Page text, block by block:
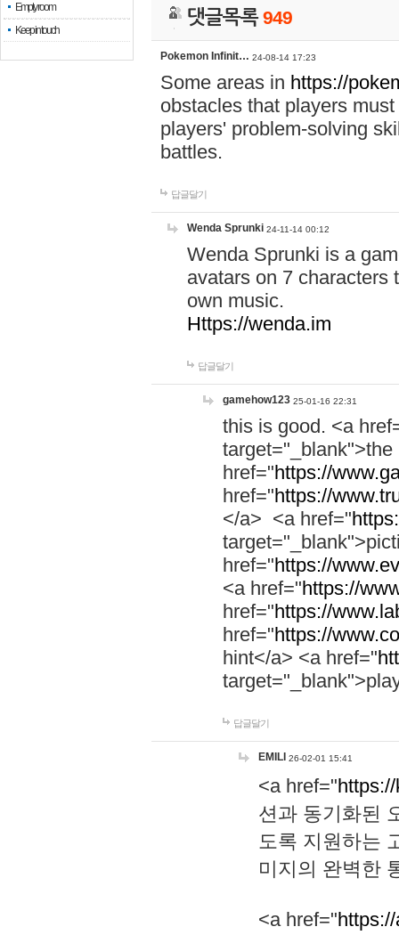
Empty room
Keep in touch
댓글목록949
Pokemon Infinit… 24-08-14 17:23
Some areas in https://
obstacles that players
players' problem-solving
battles.
답글달기
Wenda Sprunki 24-11-14 00:12
Wenda Sprunki is a
avatars on 7 characters
own music.
Https://wenda.im
답글달기
gamehow123 25-01-16 22:31
this is good. <a
href="https://
href="https://
</a> <a href="
href="https://
<a href="https://
href="https://
href="https://
hint</a> <a href="
답글달기
EMILI 26-02-01 15:41
<a href="
션과 동기화된
도록 지원하는
미지의 완벽한
<a href="